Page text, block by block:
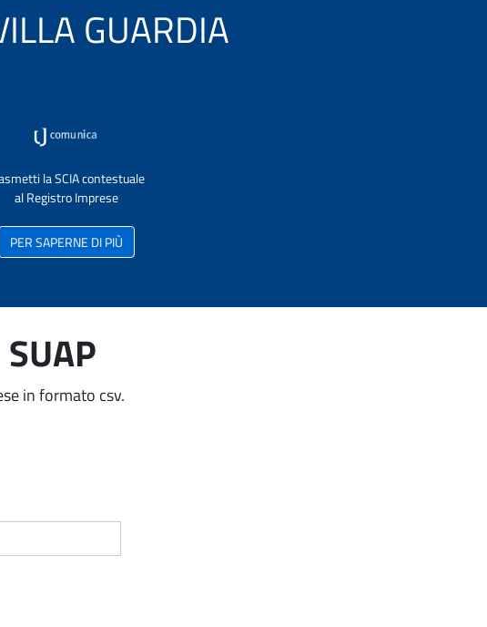
GUARDIA
la SCIA contestuale
al Registro Imprese
PER SAPERNE DI PIÙ
in formato csv.